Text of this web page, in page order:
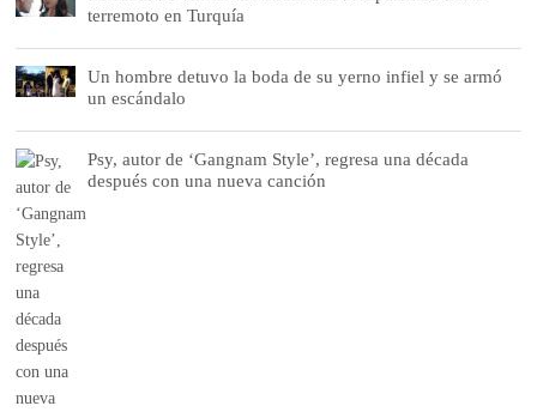
terremoto en Turquía
Un hombre detuvo la boda de su yerno infiel y se armó
un escándalo
Psy, autor de ‘Gangnam Style’, regresa una década
después con una nueva canción